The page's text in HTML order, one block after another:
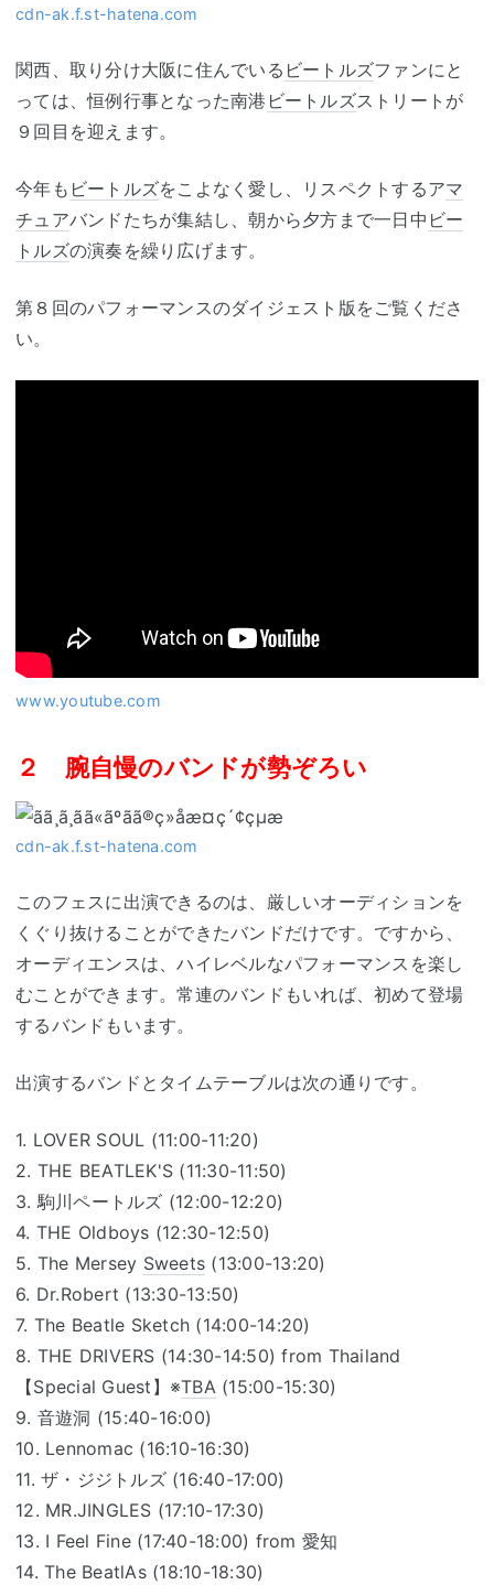
cdn-ak.f.st-hatena.com
関西、取り分け大阪に住んでいる ビートルズファンにと
っては、恒例行事となった南港 ビートルズストリートが
９回目を迎えます。
今年も ビートルズをこよなく愛し、リスペクトするアマ
チュアバンドたちが集結し、朝から夕方まで一日中 ビー
トルズの演奏を繰り広げます。
第８回のパフォーマンスのダイジェスト版をご覧くださ
い。
www.youtube.com
２ 腕自慢のバンドが勢ぞろい
cdn-ak.f.st-hatena.com
このフェスに出演できるのは、厳しいオーディションを
くぐり抜けることができたバンドだけです。ですから、
オーディエンスは、ハイレベルなパフォーマンスを楽し
むことができます。常連のバンドもいれば、初めて登場
するバンドもいます。
出演するバンドとタイムテーブルは次の通りです。
1. LOVER SOUL (11:00-11:20)
2. THE BEATLEK'S (11:30-11:50)
3. 駒川ペートルズ (12:00-12:20)
4. THE Oldboys (12:30-12:50)
5. The Mersey Sweets (13:00-13:20)
6. Dr.Robert (13:30-13:50)
7. The Beatle Sketch (14:00-14:20)
8. THE DRIVERS (14:30-14:50) from Thailand
【Special Guest】※TBA(15:00-15:30)
9. 音遊洞 (15:40-16:00)
10. Lennomac (16:10-16:30)
11. ザ・ジジトルズ (16:40-17:00)
12. MR.JINGLES (17:10-17:30)
13. I Feel Fine (17:40-18:00) from 愛知
14. The BeatlAs (18:10-18:30)